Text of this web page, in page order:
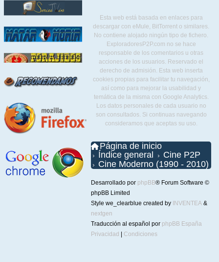
Esta web está basada en enlaces para
descargar con eMule, BitTorrent o similares.
No contiene alojado ningún tipo de fichero.
ExploradoresP2P.com no se hace
responsable de los comentarios u otras
acciones de los usuarios. Reservado el
derecho de admisión. Esta web inserta
cookies propias para facilitar tu navegación,
así como para mejorar la usabilidad y
temática de la misma con Google Analytics.
Los datos personales de cada usuario no
son consultados. Si continuas navegando
consideramos que aceptas su uso.
Página de inicio
Índice general
Cine P2P
Cine Moderno (1990 - 2010)
Desarrollado por phpBB® Forum Software ©
phpBB Limited
Style we_clearblue created by INVENTEA &
nextgen
Traducción al español por phpBB España
Privacidad
Condiciones